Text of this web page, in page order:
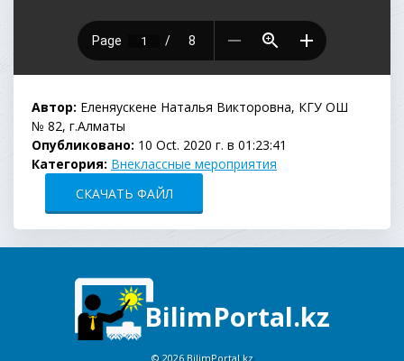
Автор: Еленяускене Наталья Викторовна, КГУ ОШ
№ 82, г.Алматы
Опубликовано: 10 Oct. 2020 г. в 01:23:41
Категория: Внеклассные мероприятия
СКАЧАТЬ ФАЙЛ
BilimPortal.kz
©2026 BilimPortal.kz